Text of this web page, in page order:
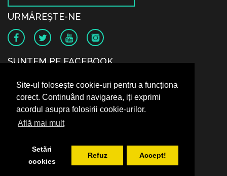
Site-ul folosește cookie-uri pentru a funcționa
corect. Continuând navigarea, iți exprimi
acordul asupra folosirii cookie-urilor.
Află mai mult
Setări
cookies
Refuz Accept!
URMĂREŞTE-NE
SUNTEM PE FACEBOOK